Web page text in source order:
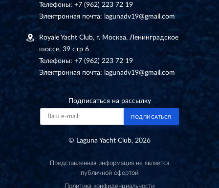
Телефоны: +7 (962) 223 72 19
Электронная почта: lagunadv19@gmail.com
Royale Yacht Club, г. Москва, Ленинградское
шоссе, 39 стр 6
Телефоны: +7 (962) 223 72 19
Электронная почта: lagunadv19@gmail.com
Подписаться на рассылку
ПОДПИСАТЬСЯ
© Laguna Yacht Club, 2026
Представленная информация не является
публичной офертой
Политика конфиденциальности